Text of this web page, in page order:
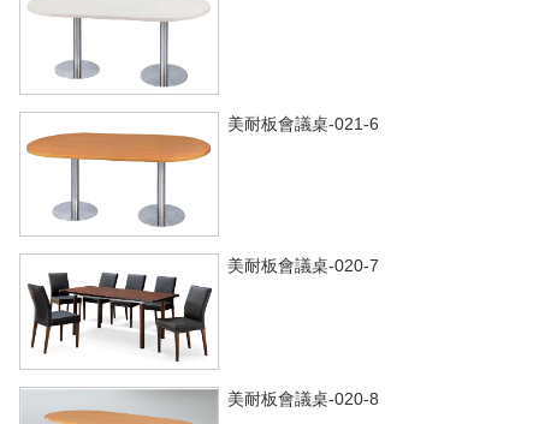
美耐板會議桌-021-6
美耐板會議桌-020-7
美耐板會議桌-020-8